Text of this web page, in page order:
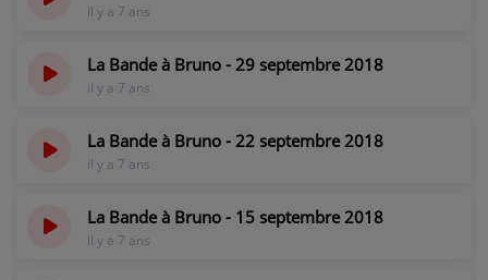
il y a 7 ans
La Bande à Bruno - 29 septembre 2018
il y a 7 ans
La Bande à Bruno - 22 septembre 2018
il y a 7 ans
La Bande à Bruno - 15 septembre 2018
il y a 7 ans